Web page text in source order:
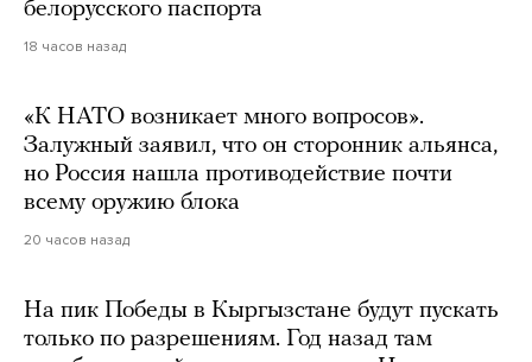
белорусского паспорта
18 часов назад
«К НАТО возникает много вопросов».
Залужный заявил, что он сторонник альянса,
но Россия нашла противодействие почти
всему оружию блока
20 часов назад
На пик Победы в Кыргызстане будут пускать
только по разрешениям. Год назад там